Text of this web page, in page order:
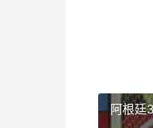
阿根廷